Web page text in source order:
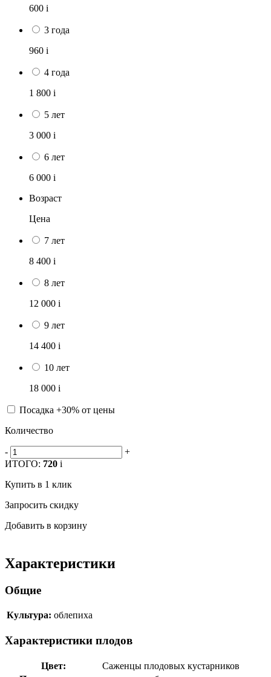
600 i
3 года
960 i
4 года
1 800 i
5 лет
3 000 i
6 лет
6 000 i
Возраст
Цена
7 лет
8 400 i
8 лет
12 000 i
9 лет
14 400 i
10 лет
18 000 i
Посадка +30% от цены
Количество
-
+
ИТОГО: 720 i
Купить в 1 клик
Запросить скидку
Добавить в корзину
Характеристики
Общие
Культура: облепиха
Характеристики плодов
Цвет:
Саженцы плодовых кустарников